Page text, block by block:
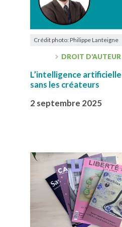
Crédit photo: Philippe Lanteigne
DROIT
L’intelligence
sans les créateurs
2 septembre 2025